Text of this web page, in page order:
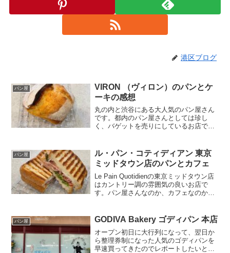
港区ブログ
パン屋
VIRON （ヴィロン）のパンとケ
ーキの感想
丸の内と渋谷にある大人気のパン屋さん
です。都内のパン屋さんとしては珍し
く、バゲットを売りにしているお店で
寧に食べ方の説明書までついています。
流石、という美味しさです...
パン屋
ル・パン・コティディアン 東京
ミッドタウン店のパンとカフェ
Le Pain Quotidienの東京ミッドタウン店
はカントリー調の雰囲気の良いお店で
す。パン屋さんなのか、カフェなのか、
「パンが美味しいお店！」というより
パン屋 GODIVA Bakery ゴディパン 本店
オープン初日に大行列になって、翌日か
ら整理券制になった人気のゴディパンを
早速買ってきたのでレポートしたいと思